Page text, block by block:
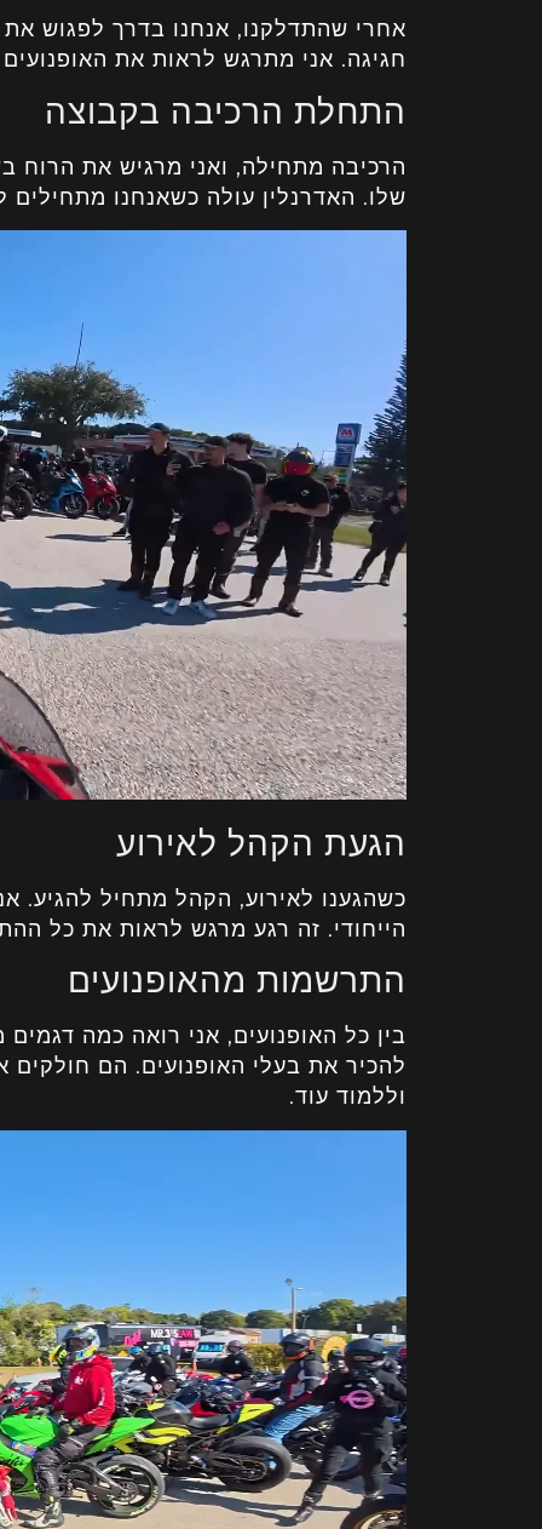
אחרי שהתדלקנו, אנחנו בדרך לפגוש
חגיגה. אני מתרגש לראות את
התחלת הרכיבה בקבוצה
הרכיבה מתחילה, ואני מרגיש את
שלו. האדרנלין עולה כשאנחנו מתחילים
הגעת הקהל לאירוע
כשהגענו לאירוע, הקהל מתחיל להגיע.
הייחודי. זה רגע מרגש לראות את כל
התרשמות מהאופנועים
בין כל האופנועים, אני רואה כמה
להכיר את בעלי האופנועים. הם
וללמוד עוד.